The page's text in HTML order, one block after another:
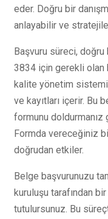
eder. Doğru bir
anlayabilir ve
Başvuru süreci,
3834 için gerekli
kalite yönetim
ve kayıtları içerir. Bu
formunu doldurmanız
Formda vereceğiniz
doğrudan etkiler.
Belge başvurunuzu
kuruluşu tarafından
tutulursunuz. Bu